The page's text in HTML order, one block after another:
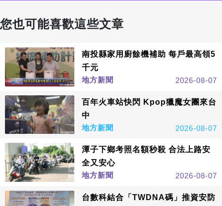
您也可能喜歡這些文章
南投縣家用廚餘機補助 每戶最高領5
千元
地方新聞
2026-08-07
百年火車站快閃 Kpop獵魔女團來台
中
地方新聞
2026-08-07
潭子下鄉考照名額秒殺 合法上路安
全又安心
地方新聞
2026-08-07
台數科結合「TWDNA碼」推資安防